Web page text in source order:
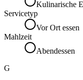
Kulinarische
Servicetyp
Vor Ort essen
Mahlzeit
Abendessen
G